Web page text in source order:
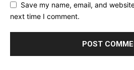
Save my name, email, and
next time I comment.